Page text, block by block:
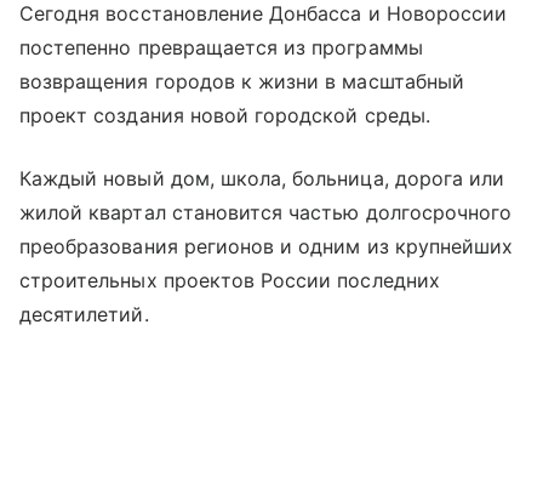
Сегодня восстановление Донбасса и Новороссии
постепенно превращается из программы
возвращения городов к жизни в масштабный
проект создания новой городской среды.
Каждый новый дом, школа, больница, дорога или
жилой квартал становится частью долгосрочного
преобразования регионов и одним из крупнейших
строительных проектов России последних
десятилетий.